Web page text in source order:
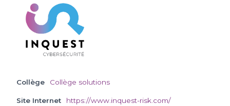
Collège Collège solutions
Site Internet https://www.inquest-risk.com/